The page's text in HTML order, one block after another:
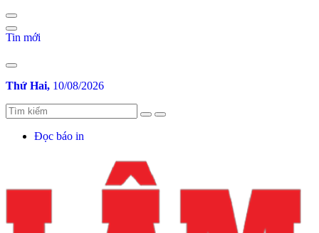
Tin mới
Thứ Hai, 10/08/2026
Đọc báo in